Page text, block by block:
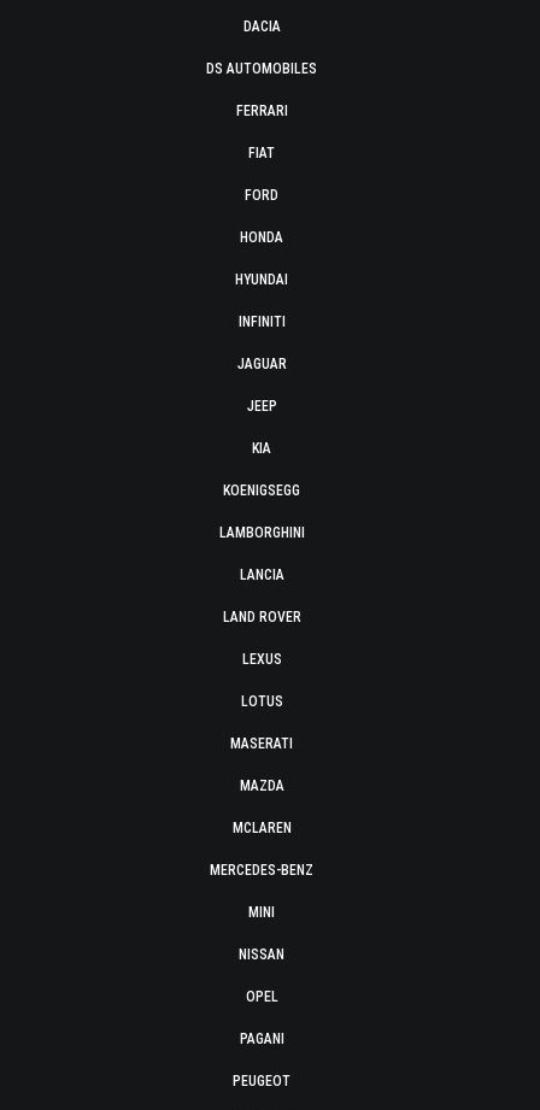
DACIA
DS AUTOMOBILES
FERRARI
FIAT
FORD
HONDA
HYUNDAI
INFINITI
JAGUAR
JEEP
KIA
KOENIGSEGG
LAMBORGHINI
LANCIA
LAND ROVER
LEXUS
LOTUS
MASERATI
MAZDA
MCLAREN
MERCEDES-BENZ
MINI
NISSAN
OPEL
PAGANI
PEUGEOT